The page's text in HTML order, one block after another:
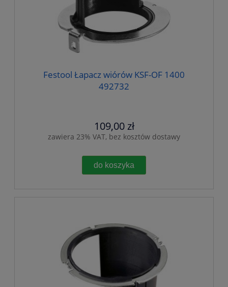
Festool Łapacz wiórów KSF-OF 1400
492732
109,00 zł
zawiera 23% VAT, bez kosztów dostawy
do koszyka